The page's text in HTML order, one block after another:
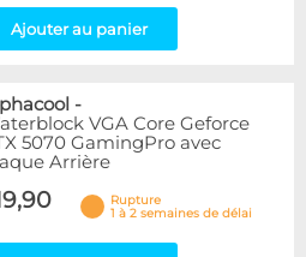
Ajouter au panier
-
VGA Core Geforce
5070 GamingPro avec
Arrière
Rupture
1 à 2 semaines de délai